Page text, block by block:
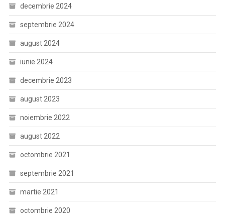
decembrie 2024
septembrie 2024
august 2024
iunie 2024
decembrie 2023
august 2023
noiembrie 2022
august 2022
octombrie 2021
septembrie 2021
martie 2021
octombrie 2020